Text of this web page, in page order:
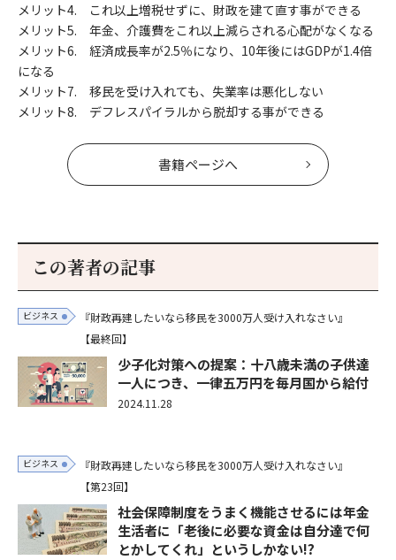
メリット4. これ以上増税せずに、財政を建て直す事ができる
メリット5. 年金、介護費をこれ以上減らされる心配がなくなる
メリット6. 経済成長率が2.5％になり、10年後にはGDPが1.4倍
になる
メリット7. 移民を受け入れても、失業率は悪化しない
メリット8. デフレスパイラルから脱却する事ができる
書籍ページへ
この著者の記事
ビジネス
『財政再建したいなら移民を3000万人受け入れなさい』
【最終回】
少子化対策への提案：十八歳未満の子供達
一人につき、一律五万円を毎月国から給付
2024.11.28
ビジネス
『財政再建したいなら移民を3000万人受け入れなさい』
【第23回】
社会保障制度をうまく機能させるには年金
生活者に「老後に必要な資金は自分達で何
とかしてくれ」というしかない!?